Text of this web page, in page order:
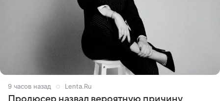
9 часов назад Lenta.Ru